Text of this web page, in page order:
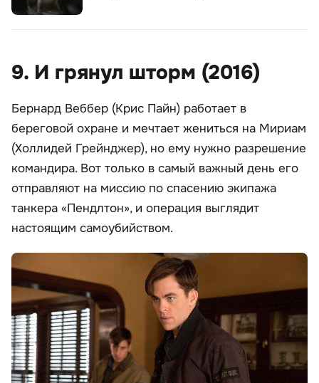
9. И грянул шторм (2016)
Бернард Веббер (Крис Пайн) работает в
береговой охране и мечтает жениться на Мириам
(Холлидей Грейнджер), но ему нужно разрешение
командира. Вот только в самый важный день его
отправляют на миссию по спасению экипажа
танкера «Пендлтон», и операция выглядит
настоящим самоубийством.